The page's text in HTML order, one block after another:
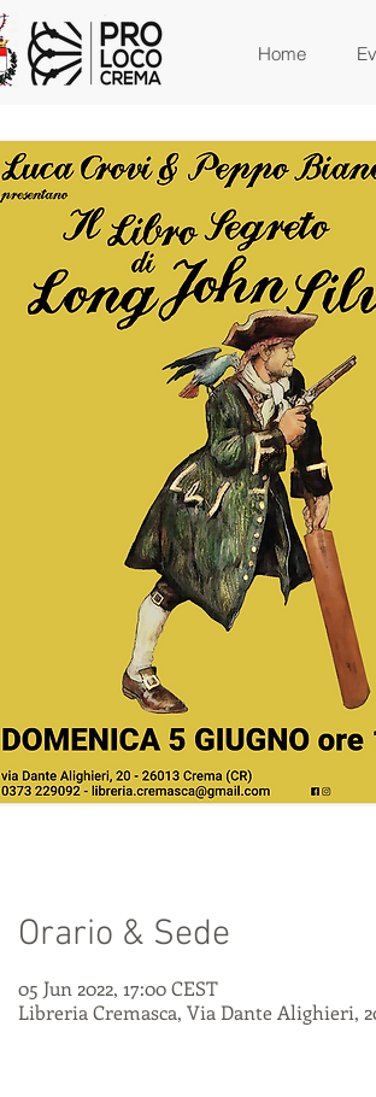
Home
Orario & Sede
05 Jun 2022, 17:00 CEST
Libreria Cremasca, Via Dante Alighieri,